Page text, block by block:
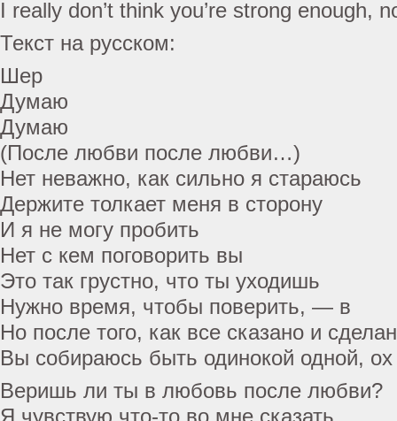
I really don’t think you’re strong enough,
Текст на русском:
Шер
Думаю
Думаю
(После любви после любви…)
Нет неважно, как сильно я стараюсь
Держите толкает меня в сторону
И я не могу пробить
Нет с кем поговорить вы
Это так грустно, что ты уходишь
Нужно время, чтобы поверить, — в
Но после того, как все сказано и
Вы собираюсь быть одинокой одной, ох
Веришь ли ты в любовь после любви?
Я чувствую что-то во мне сказать